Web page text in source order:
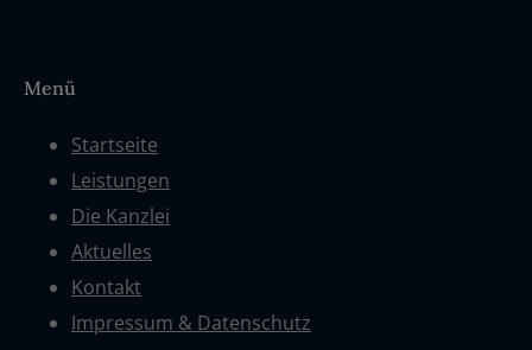
Menü
Startseite
Leistungen
Die Kanzlei
Aktuelles
Kontakt
Impressum & Datenschutz